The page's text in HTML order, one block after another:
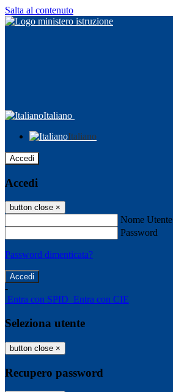
Salta al contenuto
Italiano
Italiano
Accedi
Accedi
button close ×
Nome Utente
Password
Password dimenticata?
-
Entra con SPID Entra con CIE
Seleziona utente
button close ×
Recupero password